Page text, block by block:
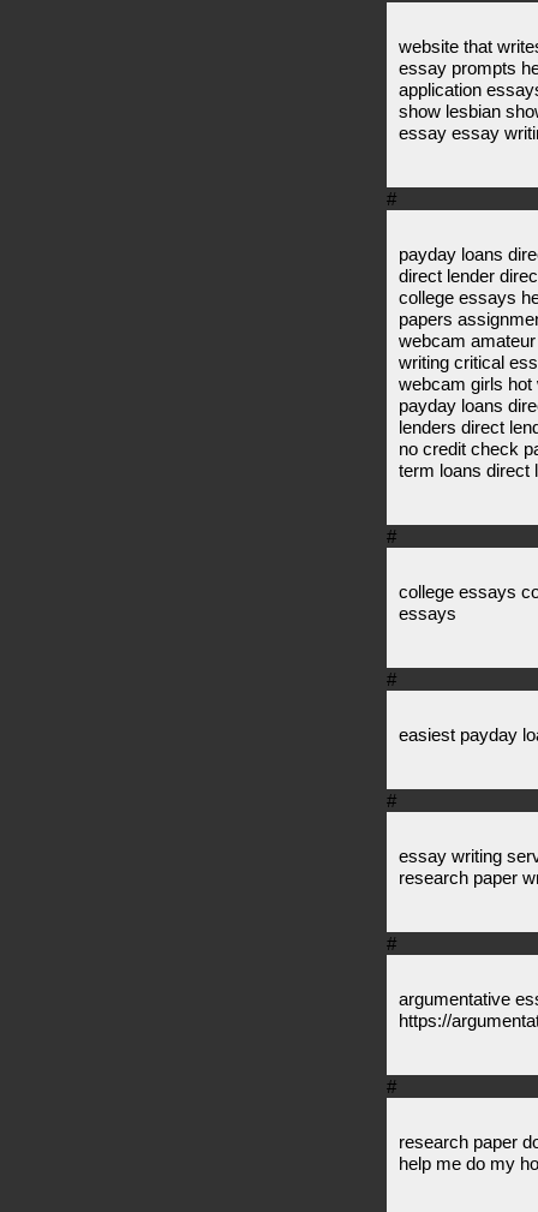
website that
essay prompts
application
show lesbian
essay essay
#
payday loans
direct lender
college essays
papers
webcam
writing critical
webcam girls
payday loans
lenders direct
no credit check
term loans direct
#
college essays
essays
#
easiest payday
#
essay writing
research paper
#
argumentative
https://
#
research paper
help me do my